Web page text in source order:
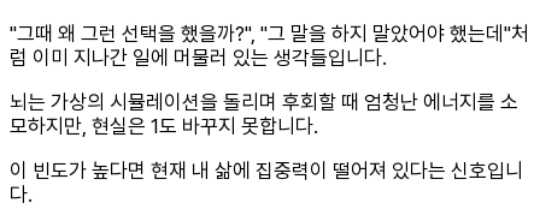
"그때 왜 그런 선택을 했을까?", "그 말을 하지 말았어야 했는데"처
럼 이미 지나간 일에 머물러 있는 생각들입니다.
뇌는 가상의 시뮬레이션을 돌리며 후회할 때 엄청난 에너지를 소
모하지만, 현실은 1도 바꾸지 못합니다.
이 빈도가 높다면 현재 내 삶에 집중력이 떨어져 있다는 신호입니
다.